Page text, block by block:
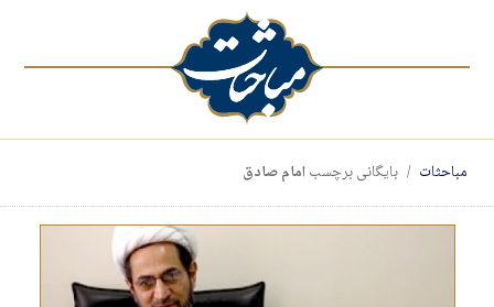
مباحثات بایگانی برچسبامام صادق